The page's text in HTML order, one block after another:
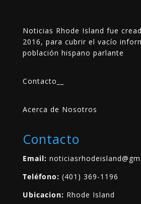
Noticias Rhode Island fue
2016, para cubrir el vacío
población hispano parlante
Contacto
Acerca de Nosotros
Contacto
Email:
Teléfono: (401) 369-1196
Ubicacion: Rhode Island